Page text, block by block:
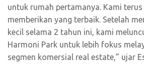
untuk rumah pertamanya. Kami
memberikan yang terbaik. Setelah
kecil selama 2 tahun ini, kami
Harmoni Park untuk lebih fokus
segmen komersial real estate,” ujar